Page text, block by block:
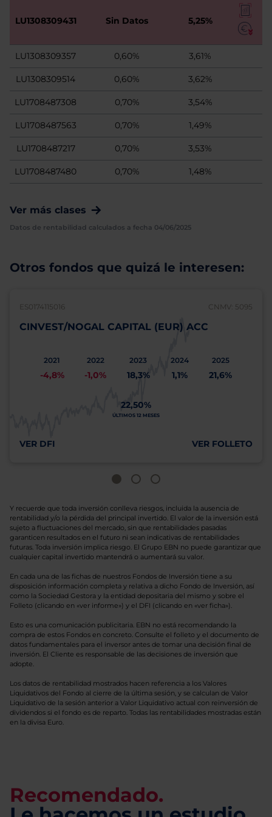
LU1308309431 Sin Datos 5,25%
LU1308309357 0,60% 3,61%
LU1308309514 0,60% 3,62%
LU1708487308 0,70% 3,54%
LU1708487563 0,70% 1,49%
LU1708487217 0,70% 3,53%
LU1708487480 0,70% 1,48%
Ver más clases
Datos de rentabilidad calculados a fecha 04/06/2025
Otros fondos que quizá le interesen:
ES0174115016 CNMV: 5095
CINVEST/NOGAL CAPITAL (EUR) ACC
2021
-4,8%
2022
-1,0%
2023
18,3%
2024
1,1%
2025
21,6%
22,50%
ÚLTIMOS 12 MESES
VER DFI VER FOLLETO
Y recuerde que toda inversión conlleva riesgos, incluida la ausencia de
rentabilidad y/o la pérdida del principal invertido. El valor de la inversión está
sujeto a fluctuaciones del mercado, sin que rentabilidades pasadas
garanticen resultados en el futuro ni sean indicativas de rentabilidades
futuras. Toda inversión implica riesgo. El Grupo EBN no puede garantizar que
cualquier capital invertido mantendrá o aumentará su valor.
En cada una de las fichas de nuestros Fondos de Inversión tiene a su
disposición información completa y relativa a dicho Fondo de Inversión, así
como la Sociedad Gestora y la entidad depositaria del mismo y sobre el
Folleto (clicando en «ver informe») y el DFI (clicando en «ver ficha»).
Esto es una comunicación publicitaria. EBN no está recomendando la
compra de estos Fondos en concreto. Consulte el folleto y el documento de
datos fundamentales para el inversor antes de tomar una decisión final de
inversión. El Cliente es responsable de las decisiones de inversión que
adopte.
Los datos de rentabilidad mostrados hacen referencia a los Valores
Liquidativos del Fondo al cierre de la última sesión, y se calculan de Valor
Liquidativo de la sesión anterior a Valor Liquidativo actual con reinversión de
dividendos si el fondo es de reparto. Todas las rentabilidades mostradas están
en la divisa Euro.
Recomendado.